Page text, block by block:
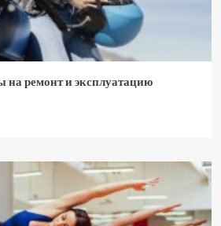
на ремонт и эксплуатацию